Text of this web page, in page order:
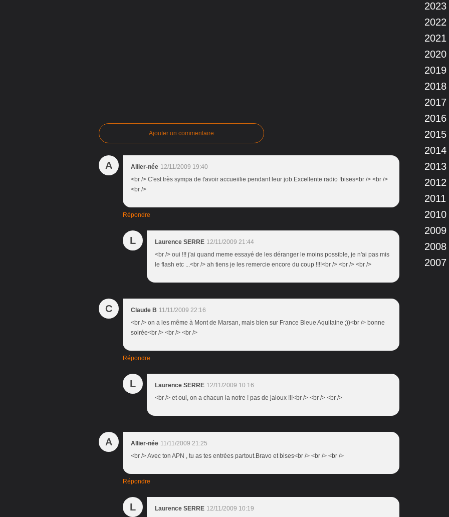
Ajouter un commentaire
A Allier-née 12/11/2009 19:40
<br /> C'est très sympa de t'avoir accueiilie pendant leur job.Excellente radio !bises<br /> <br />
<br />
Répondre
L Laurence SERRE 12/11/2009 21:44
<br /> oui !!! j'ai quand meme essayé de les déranger le moins possible, je n'ai pas mis
le flash etc ...<br /> ah tiens je les remercie encore du coup !!!!<br /> <br /> <br />
C Claude B 11/11/2009 22:16
<br /> on a les même à Mont de Marsan, mais bien sur France Bleue Aquitaine ;))<br /> bonne
soirée<br /> <br /> <br />
Répondre
L Laurence SERRE 12/11/2009 10:16
<br /> et oui, on a chacun la notre ! pas de jaloux !!!<br /> <br /> <br />
A Allier-née 11/11/2009 21:25
<br /> Avec ton APN , tu as tes entrées partout.Bravo et bises<br /> <br /> <br />
Répondre
L Laurence SERRE 12/11/2009 10:19
2023
2022
2021
2020
2019
2018
2017
2016
2015
2014
2013
2012
2011
2010
2009
2008
2007